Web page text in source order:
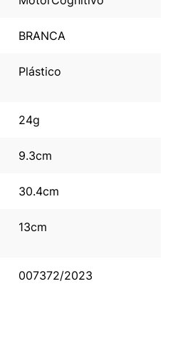
BRANCA
Plástico
24g
9.3cm
30.4cm
13cm
007372/2023